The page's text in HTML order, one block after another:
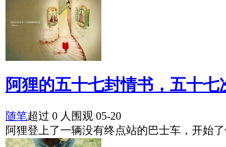
阿狸的五十七封情书，五十七
随笔超过 0 人围观 05-20
阿狸登上了一辆没有终点站的巴士车，开始